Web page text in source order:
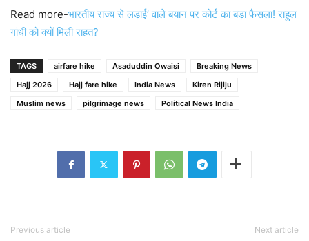
Read more-भारतीय राज्य से लड़ाई’ वाले बयान पर कोर्ट का बड़ा फैसला! राहुल
गांधी को क्यों मिली राहत?
TAGS airfare hike Asaduddin Owaisi
Breaking News
Hajj 2026
Hajj fare hike India News
Kiren Rijiju
Muslim news
pilgrimage news Political News India
Previous article Next article